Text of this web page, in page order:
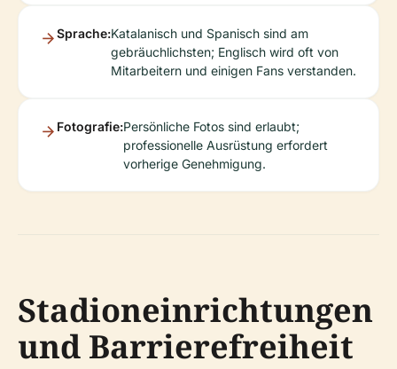
Sprache:Katalanisch und Spanisch sind am
gebräuchlichsten; Englisch wird oft von
Mitarbeitern und einigen Fans verstanden.
Fotografie:Persönliche Fotos sind erlaubt;
professionelle Ausrüstung erfordert
vorherige Genehmigung.
Stadioneinrichtungen
und Barrierefreiheit